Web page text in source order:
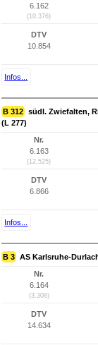
6.162
(10.376)
DTV
10.854
Infos...
B 312 südl. Zwiefalten,
(L 277)
Nr.
6.163
(12.525)
DTV
6.866
Infos...
B 3 AS Karlsruhe-
Nr.
6.164
(3.308)
DTV
14.634